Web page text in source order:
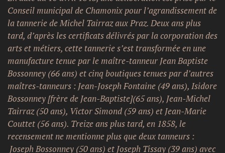
Conseil municipal de Chamonix pour l’agrandissement de
la tannerie de Michel Tairraz aux Praz. Deux ans plus
tard, d’après les certificats délivrés par la corporation des
arts et métiers, cette tannerie s’est transformée en une
manufacture tenue par le maître-tanneur Jean Baptiste
Bossonney (66 ans) et cinq boutiques tenues par d’autres
maîtres-tanneurs : Jean-Joseph Fontaine (49 ans), Isidore
Bossonney [frère de Jean-Baptiste](65 ans), Jean-Michel
Tairraz (50 ans), VictorSimond(59 ans) et Jean-Marie
Couttet (56 ans). Treize ans plus tard, en 1858, le
recensement ne mentionne plus que deux tanneurs :
Joseph Bossonney (50 ans) et Joseph Tissay (39 ans) avec